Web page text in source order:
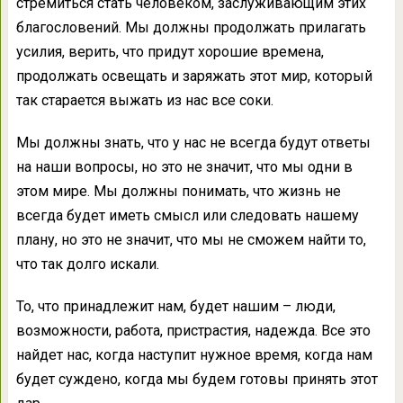
благословений. Мы должны продолжать прилагать
усилия, верить, что придут хорошие времена,
продолжать освещать и заряжать этот мир, который
так старается выжать из нас все соки.
Мы должны знать, что у нас не всегда будут ответы
на наши вопросы, но это не значит, что мы одни в
этом мире. Мы должны понимать, что жизнь не
всегда будет иметь смысл или следовать нашему
плану, но это не значит, что мы не сможем найти то,
что так долго искали.
То, что принадлежит нам, будет нашим – люди,
возможности, работа, пристрастия, надежда. Все это
найдет нас, когда наступит нужное время, когда нам
будет суждено, когда мы будем готовы принять этот